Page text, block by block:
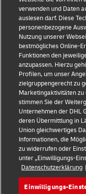
Veranstaltungen
Markenpartnerschaften
Betrugserkennung
Impressum
Nutzungsbedingungen
Datenschutz
Barrierefreiheit
verwenden und Daten
auslesen darf. Diese
personenbezogene
Nutzung unserer
bestmögliches Online-
Funktionen den
anzupassen. Hierzu
Profilen, um unser
zielgruppengerecht zu
Marketingaktivitäten
stimmen Sie der
Unternehmen der DHL
deren Übermittlung in
Union gleichwertiges
Informationen, die
zu widerrufen oder
unter „Einwilligungs-
Datenschutzerklärung
Einwilligungs-